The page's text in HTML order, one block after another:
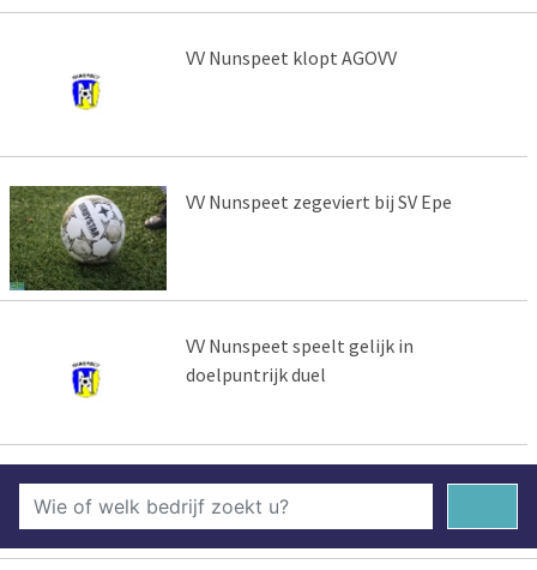
VV Nunspeet klopt AGOVV
VV Nunspeet zegeviert bij SV Epe
VV Nunspeet speelt gelijk in
doelpuntrijk duel